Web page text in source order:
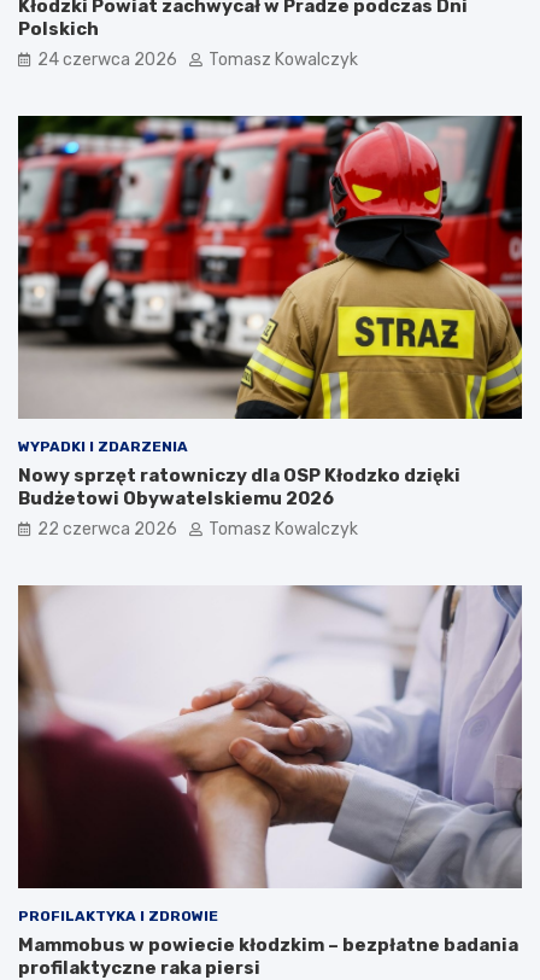
Kłodzki Powiat zachwycał w Pradze podczas Dni
Polskich
24 czerwca 2026 Tomasz Kowalczyk
WYPADKI I ZDARZENIA
Nowy sprzęt ratowniczy dla OSP Kłodzko dzięki
Budżetowi Obywatelskiemu 2026
22 czerwca 2026 Tomasz Kowalczyk
PROFILAKTYKA I ZDROWIE
Mammobus w powiecie kłodzkim – bezpłatne badania
profilaktyczne raka piersi